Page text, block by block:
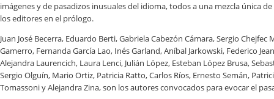
imágenes y de pasadizos inusuales del idioma, todos a una mezcla única
los editores en el prólogo.
Juan José Becerra, Eduardo Berti, Gabriela Cabezón Cámara, Sergio Chejfec
Gamerro, Fernanda García Lao, Inés Garland, Aníbal Jarkowski, Federico
Alejandra Laurencich, Laura Lenci, Julián López, Esteban López Brusa,
Sergio Olguín, Mario Ortiz, Patricia Ratto, Carlos Ríos, Ernesto Semán,
Tomassoni y Alejandra Zina, son los autores convocados para evocar el